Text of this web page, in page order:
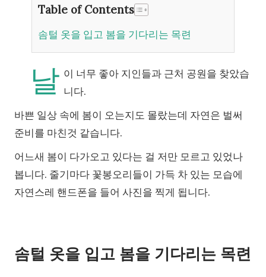
Table of Contents
솜털 옷을 입고 봄을 기다리는 목련
날 이 너무 좋아 지인들과 근처 공원을 찾았습
니다.
바쁜 일상 속에 봄이 오는지도 몰랐는데 자연은 벌써
준비를 마친것 같습니다.
어느새 봄이 다가오고 있다는 걸 저만 모르고 있었나
봅니다. 줄기마다 꽃봉오리들이 가득 차 있는 모습에
자연스레 핸드폰을 들어 사진을 찍게 됩니다.
솜털 옷을 입고 봄을 기다리는 목련